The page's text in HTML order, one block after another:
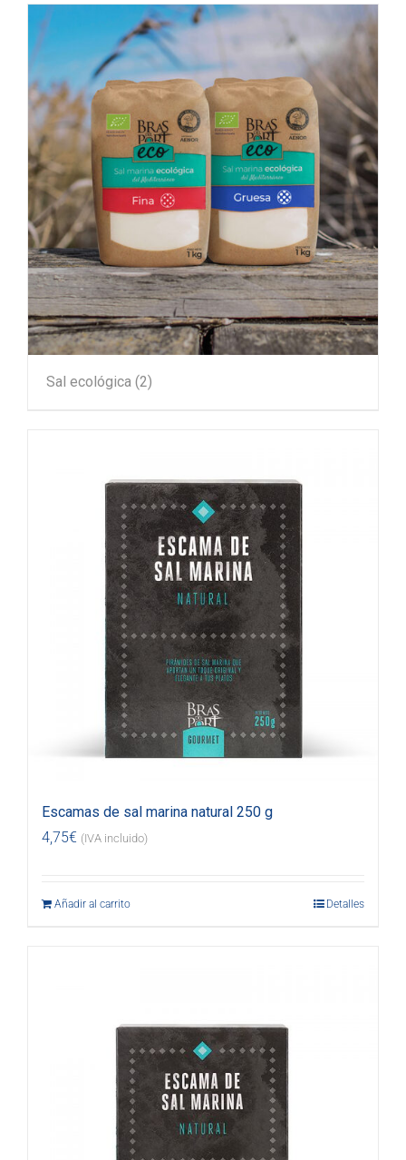
Sal ecológica (2)
Escamas de sal marina natural 250 g
4,75€ (IVA incluido)
Añadir al carrito Detalles